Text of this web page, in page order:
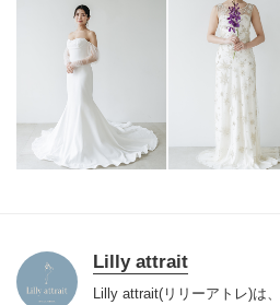
と考えております。自分の
自信を持って特別な１日を
つけて頂きたいです。
Lilly attrait
Lilly attrait(リリーアトレ)は